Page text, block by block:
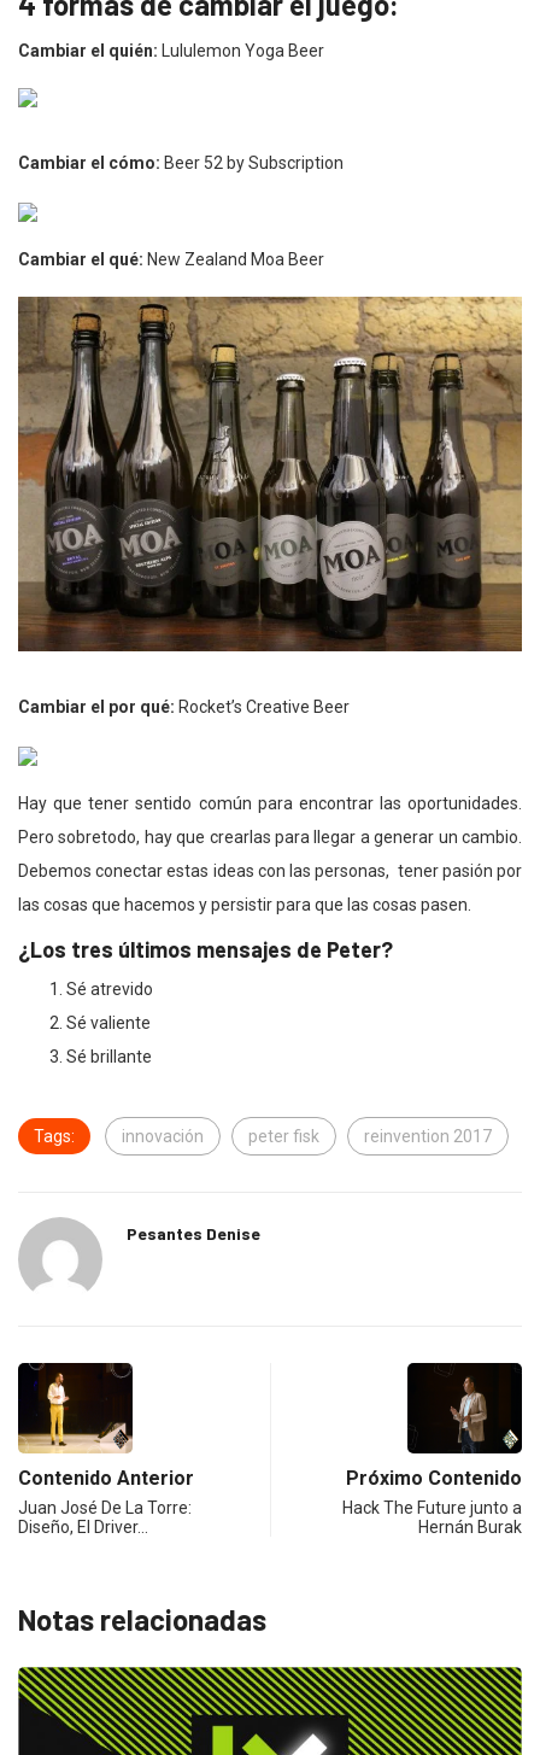
Cambiar el quién: Lululemon Yoga Beer
Cambiar el cómo: Beer 52 by Subscription
Cambiar el qué: New Zealand Moa Beer
Cambiar el por qué: Rocket’s Creative Beer
Hay que tener sentido común para encontrar las oportunidades.
Pero sobretodo, hay que crearlas para llegar a generar un cambio.
Debemos conectar estas ideas con las personas, tener pasión por
las cosas que hacemos y persistir para que las cosas pasen.
¿Los tres últimos mensajes de Peter?
Sé atrevido
Sé valiente
Sé brillante
Tags: innovación peter fisk reinvention 2017
Pesantes Denise
Contenido Anterior
Juan José De La Torre:
Diseño, El Driver…
Próximo Contenido
Hack The Future junto a
Hernán Burak
Notas relacionadas